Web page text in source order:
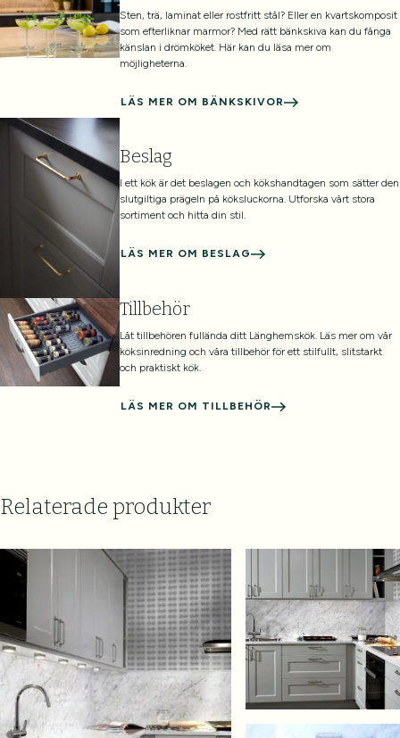
Sten, trä, laminat eller rostfritt stål? Eller en kvartskomposit
som efterliknar marmor? Med rätt bänkskiva kan du fånga
känslan i drömköket. Här kan du läsa mer om
möjligheterna.
LÄS MER OM BÄNKSKIVOR
Beslag
I ett kök är det beslagen och kökshandtagen som sätter den
slutgiltiga prägeln på köksluckorna. Utforska vårt stora
sortiment och hitta din stil.
LÄS MER OM BESLAG
Tillbehör
Låt tillbehören fullända ditt Länghemskök. Läs mer om vår
köksinredning och våra tillbehör för ett stilfullt, slitstarkt
och praktiskt kök.
LÄS MER OM TILLBEHÖR
Relaterade produkter